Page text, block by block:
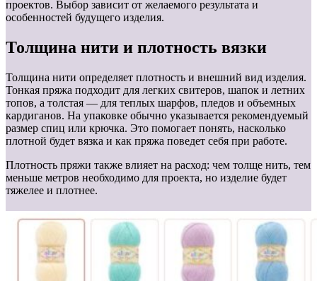
проектов. Выбор зависит от желаемого результата и
особенностей будущего изделия.
Толщина нити и плотность вязки
Толщина нити определяет плотность и внешний вид изделия.
Тонкая пряжа подходит для легких свитеров, шапок и летних
топов, а толстая — для теплых шарфов, пледов и объемных
кардиганов. На упаковке обычно указывается рекомендуемый
размер спиц или крючка. Это помогает понять, насколько
плотной будет вязка и как пряжа поведет себя при работе.
Плотность пряжи также влияет на расход: чем толще нить, тем
меньше метров необходимо для проекта, но изделие будет
тяжелее и плотнее.